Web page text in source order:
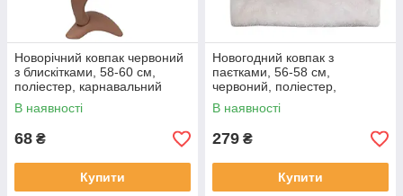
Новорічний ковпак червоний
з блискітками, 58-60 см,
поліестер, карнавальний
головний убір для вечірок
(461134)
В наявності
68 ₴
Купити
Новогодний ковпак з
паєтками, 56-58 см,
червоний, поліестер,
карнавальний головний убір
для вечірок (462476)
В наявності
279 ₴
Купити